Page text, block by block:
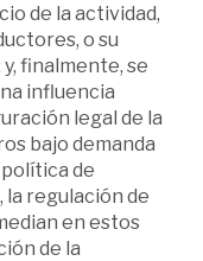
de la actividad,
o su
finalmente, se
influencia
legal de la
bajo demanda
de
la regulación de
en estos
de la